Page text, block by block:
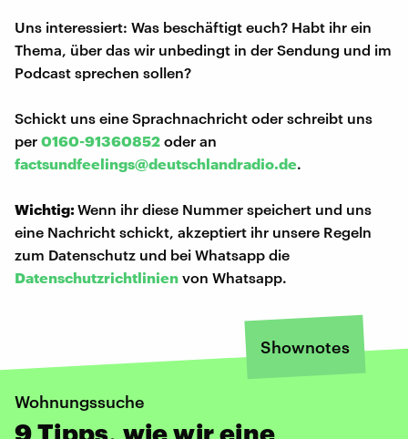
Uns interessiert: Was beschäftigt euch? Habt ihr ein
Thema, über das wir unbedingt in der Sendung und im
Podcast sprechen sollen?
Schickt uns eine Sprachnachricht oder schreibt uns
per 0160-91360852 oder an
factsundfeelings@deutschlandradio.de.
Wichtig:Wenn ihr diese Nummer speichert und uns
eine Nachricht schickt, akzeptiert ihr unsere Regeln
zum Datenschutz und bei Whatsapp die
Datenschutzrichtlinien von Whatsapp.
Shownotes
Wohnungssuche
9 Tipps, wie wir eine